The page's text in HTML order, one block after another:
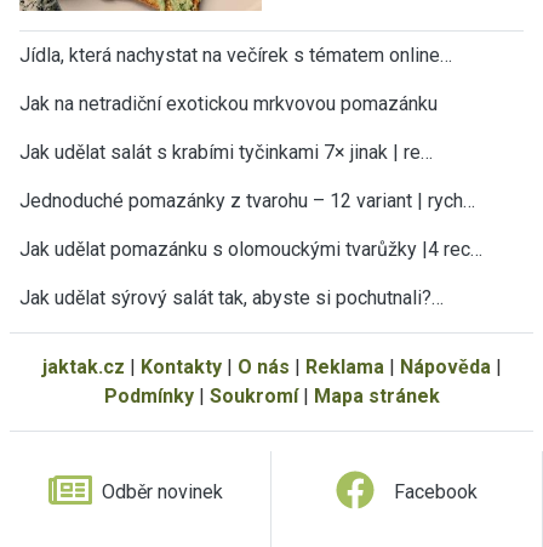
Jídla, která nachystat na večírek s tématem online…
Jak na netradiční exotickou mrkvovou pomazánku
Jak udělat salát s krabími tyčinkami 7× jinak | re…
Jednoduché pomazánky z tvarohu – 12 variant | rych…
Jak udělat pomazánku s olomouckými tvarůžky |4 rec…
Jak udělat sýrový salát tak, abyste si pochutnali?…
jaktak.cz Kontakty| O nás Reklama| Nápověda|
Podmínky| Soukromí| Mapa stránek
Odběr novinek Facebook